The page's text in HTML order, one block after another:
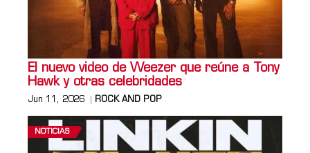
El nuevo video de Weezer que reúne a Tony
Hawk y otras celebridades
Jun 11, 2026 ROCK AND POP
NOTICIAS